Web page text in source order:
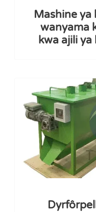
Mashine ya
wanyama
kwa ajili